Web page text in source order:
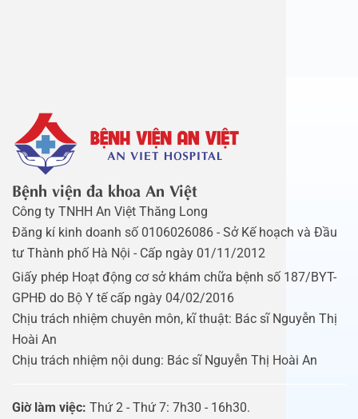
Bệnh viện đa khoa An Việt
Công ty TNHH An Việt Thăng Long
Đăng kí kinh doanh số 0106026086 - Sở Kế hoạch và Đầu
tư Thành phố Hà Nội - Cấp ngày 01/11/2012
Giấy phép Hoạt động cơ sở khám chữa bệnh số 187/BYT-
GPHĐ do Bộ Y tế cấp ngày 04/02/2016
Chịu trách nhiệm chuyên môn, kĩ thuật: Bác sĩ Nguyễn Thị
Hoài An
Chịu trách nhiệm nội dung: Bác sĩ Nguyễn Thị Hoài An
Giờ làm việc: Thứ 2 - Thứ 7: 7h30 - 16h30.